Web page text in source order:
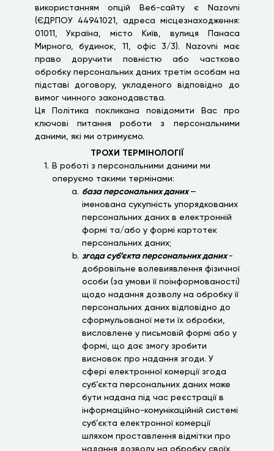
використанням опцій Веб-сайту є Nazovni
(ЄДРПОУ 44941021, адреса місцезнаходження:
01011, Україна, місто Київ, вулиця Панаса
Мирного, будинок, 11, офіс 3/3). Nazovni має
право доручити повністю або частково
обробку персональних даних третім особам на
підставі договору, укладеного відповідно до
вимог чинного законодавства.
Ця Політика покликана повідомити Вас про
ключові питання роботи з персональними
даними, які ми отримуємо.
ТРОХИ ТЕРМІНОЛОГІЇ
В роботі з персональними даними ми
оперуємо такими термінами:
база персональних даних—
іменована сукупність упорядкованих
персональних даних в електронній
формі та/або у формі картотек
персональних даних;
згода суб’єкта персональних даних-
добровільне волевиявлення фізичної
особи (за умови її поінформованості)
щодо надання дозволу на обробку її
персональних даних відповідно до
сформульованої мети їх обробки,
висловлене у письмовій формі або у
формі, що дає змогу зробити
висновок про надання згоди. У
сфері електронної комерції згода
суб’єкта персональних даних може
бути надана під час реєстрації в
інформаційно-комунікаційній системі
суб’єкта електронної комерції
шляхом проставлення відмітки про